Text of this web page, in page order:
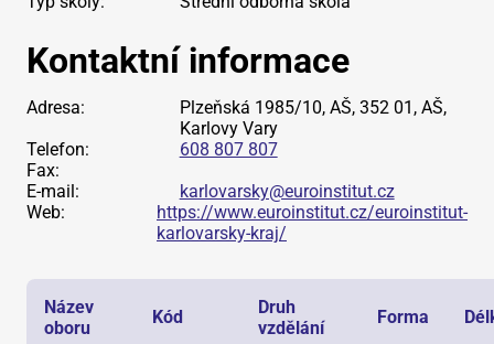
Kontaktní informace
Adresa:
Plzeňská 1985/10, AŠ, 352 01, AŠ,
Karlovy Vary
Telefon:
608 807 807
Fax:
E-mail:
karlovarsky@euroinstitut.cz
Web:
https://www.euroinstitut.cz/euroinstitut-
karlovarsky-kraj/
Název
oboru
Kód
Druh
vzdělání
Forma